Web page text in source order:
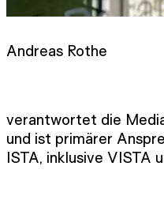
Andreas Rothe
verantwortet die
und ist primärer
ISTA, inklusive VISTA